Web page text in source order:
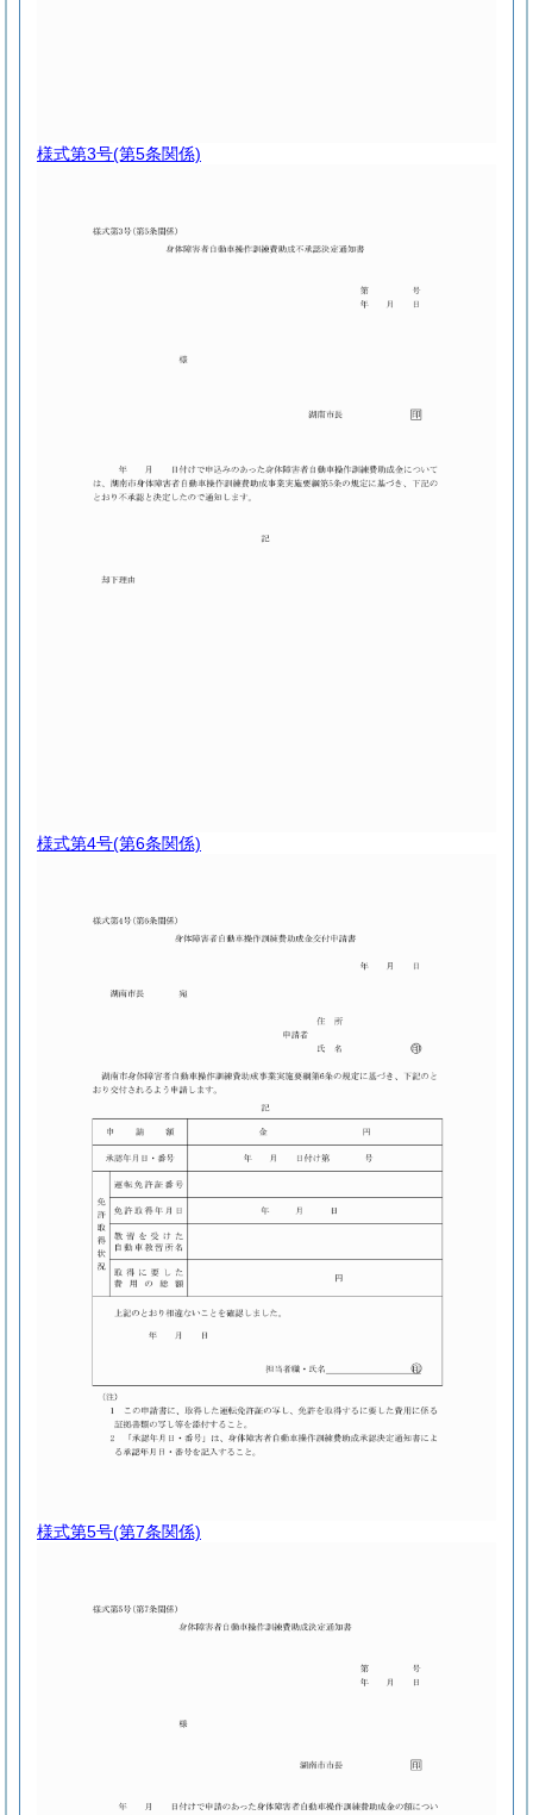
様式第3号(第5条関係)
様式第4号(第6条関係)
様式第5号(第7条関係)